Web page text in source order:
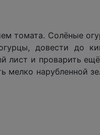
томата. Солёные
довести до
лист и проварить
мелко нарубленной